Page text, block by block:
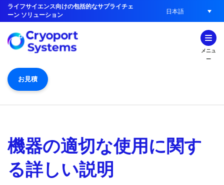
ライフサイエンス向けの包括的なサプライチェ
ーン ソリューション
日本語
メニュ
ー
お見積
機器の適切な使用に関す
る詳しい説明